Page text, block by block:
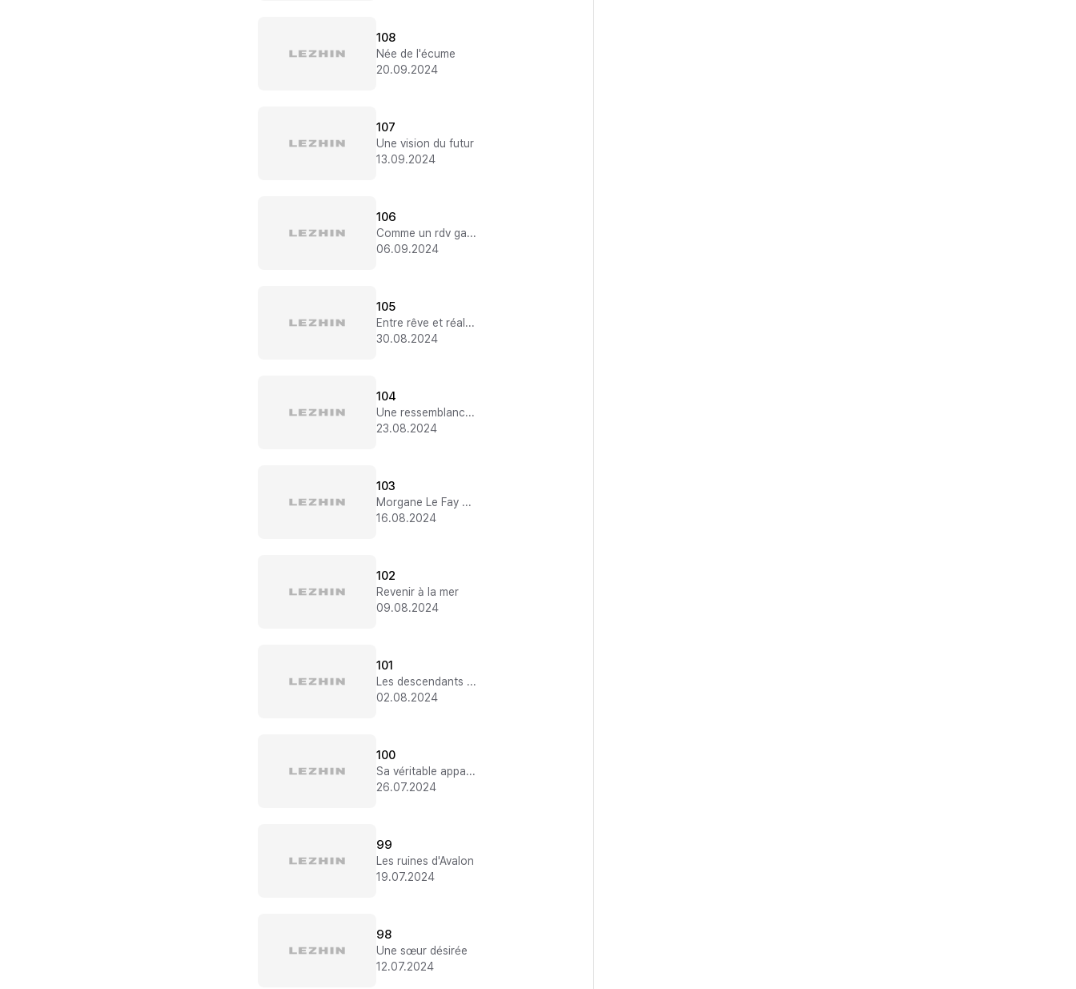
108
Née de l'écume
20.09.2024
107
Une vision du futur
13.09.2024
106
Comme un rdv galant ?!
06.09.2024
105
Entre rêve et réalité
30.08.2024
104
Une ressemblance frappante
23.08.2024
103
Morgane Le Fay d'Avalon
16.08.2024
102
Revenir à la mer
09.08.2024
101
Les descendants du dieu de la mer
02.08.2024
100
Sa véritable apparence
26.07.2024
99
Les ruines d'Avalon
19.07.2024
98
Une sœur désirée
12.07.2024